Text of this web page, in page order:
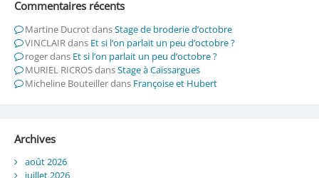
Commentaires récents
Martine DucrotdansStage de broderie d’octobre
VINCLAIRdans Et si l’on parlait un peu d’octobre ?
rogerdans Et si l’on parlait un peu d’octobre ?
MURIEL RICROSdansStage à Caissargues
Micheline Bouteillerdans Françoise et Hubert
Archives
août 2026
juillet 2026